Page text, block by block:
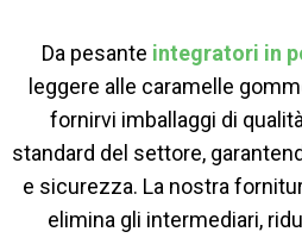
Da pesante integratori in
leggere alle caramelle
fornirvi imballaggi di
standard del settore,
e sicurezza. La nostra
elimina gli intermediari,